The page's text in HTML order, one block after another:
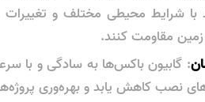
با شرایط محیطی مختلف و
زمین مقاومت کنند.
: گابیون باکس‌ها به سادگی و با
نصب کاهش یابد و بهره‌وری